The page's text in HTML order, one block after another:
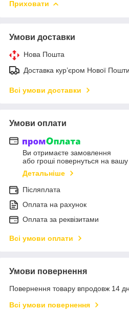
Приховати
Умови доставки
Нова Пошта
Доставка кур’єром Нової
Всі умови доставки
Умови оплати
Ви отримаєте замовлення
або гроші повернуться на вашу
Детальніше
Післяплата
Оплата на рахунок
Оплата за реквізитами
Всі умови оплати
Умови повернення
Повернення товару впродовж 14
Всі умови повернення